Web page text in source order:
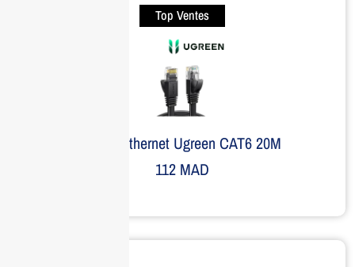
Top Ventes
Câble Ethernet Ugreen CAT6 20M
112MAD